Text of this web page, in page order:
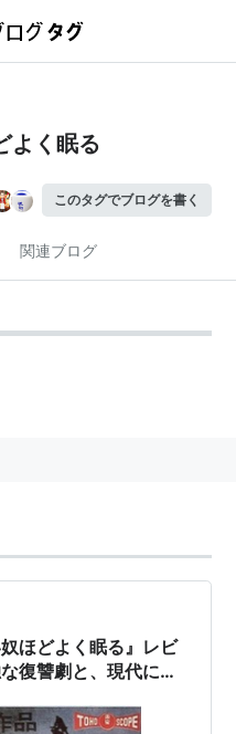
よく眠る
このタグでブログを書く
関連ブログ
ほどよく眠る』レビ
復讐劇と、現代に響